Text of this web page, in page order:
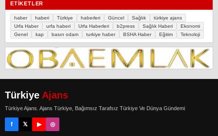
ETIKETLER
haber haberi Türkiye haberleri Güncel Sağlık
türkiye ajans
Urfa Haber
urfa haberi Urfa Haberleri b2press Sağlık Haberi
Ekonomi
Genel
kap basın odam turkiye haber BSHA Haber Eğitim Teknoloji
Türkiye Ajans
Türkiye Ajans. Ajans Türkiye, Bağımsız Tarafsız Türkiye Ve Dünya Gündemi
f 𝕏 ▶ ◎